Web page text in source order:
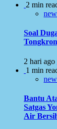
2 min
Soal
2 hari ago
1 min
Bantu
Satgas
Air